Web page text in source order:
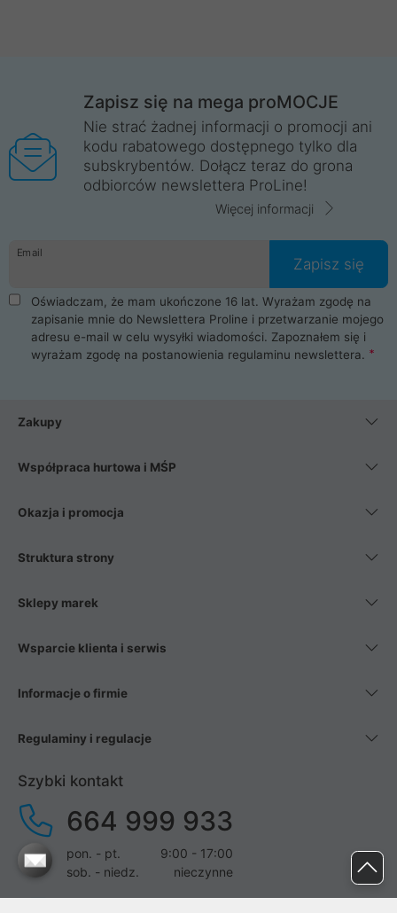
Zapisz się na mega proMOCJE
Nie strać żadnej informacji o promocji ani
kodu rabatowego dostępnego tylko dla
subskrybentów. Dołącz teraz do grona
odbiorców newslettera ProLine!
Więcej informacji
Email
Zapisz się
Oświadczam, że mam ukończone 16 lat. Wyrażam zgodę na
zapisanie mnie do Newslettera Proline i przetwarzanie mojego
adresu e-mail w celu wysyłki wiadomości. Zapoznałem się i
wyrażam zgodę na postanowienia regulaminu newslettera.
Zakupy
Współpraca hurtowa i MŚP
Okazja i promocja
Struktura strony
Sklepy marek
Wsparcie klienta i serwis
Informacje o firmie
Regulaminy i regulacje
Szybki kontakt
664 999 933
pon. - pt.
9:00 - 17:00
sob. - niedz.
nieczynne